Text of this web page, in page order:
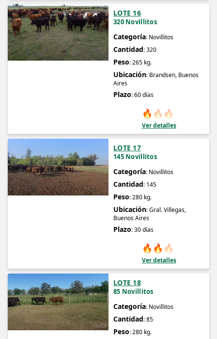
LOTE 16
320 Novillitos
Categoría: Novillitos
Cantidad: 320
Peso: 265 kg.
Ubicación: Brandsen, Buenos
Aires
Plazo: 60 días
🔥 🔥 🔥
Ver detalles
LOTE 17
145 Novillitos
Categoría: Novillitos
Cantidad: 145
Peso: 280 kg.
Ubicación: Gral. Villegas,
Buenos Aires
Plazo: 30 días
🔥 🔥 🔥
Ver detalles
LOTE 18
85 Novillitos
Categoría: Novillitos
Cantidad: 85
Peso: 280 kg.